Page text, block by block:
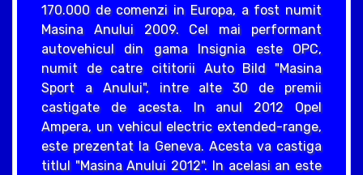
170.000 de comenzi in Europa, a fost numit
Masina Anului 2009. Cel mai performant
autovehicul din gama Insignia este OPC,
numit de catre cititorii Auto Bild "Masina
Sport a Anului", intre alte 30 de premii
castigate de acesta. In anul 2012 Opel
Ampera, un vehicul electric extended-range,
este prezentat la Geneva. Acesta va castiga
titlul "Masina Anului 2012". In acelasi an este